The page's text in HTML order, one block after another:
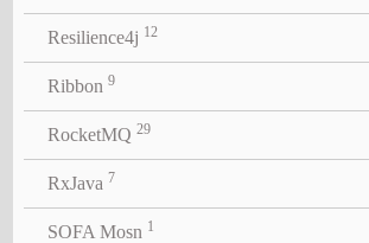
Resilience4j 12
Ribbon 9
RocketMQ 29
RxJava 7
SOFA Mosn 1